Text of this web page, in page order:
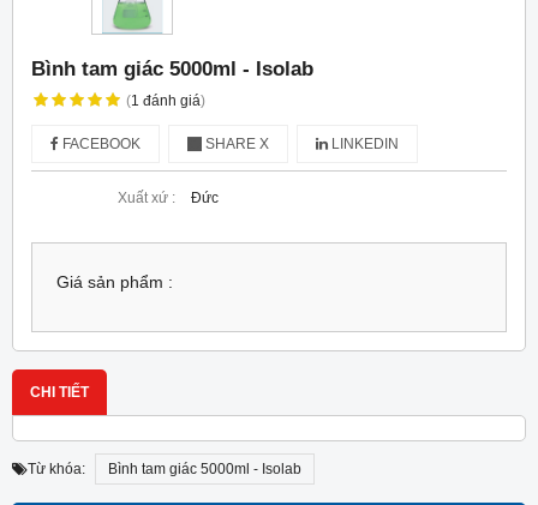
Bình tam giác 5000ml - Isolab
(1 đánh giá)
FACEBOOK SHARE X LINKEDIN
Xuất xứ : Đức
Giá sản phẩm :
CHI TIẾT
Từ khóa: Bình tam giác 5000ml - Isolab